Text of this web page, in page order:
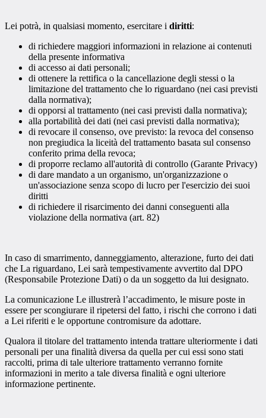
Lei potrà, in qualsiasi momento, esercitare i diritti:
di richiedere maggiori informazioni in relazione ai contenuti
della presente informativa
di accesso ai dati personali;
di ottenere la rettifica o la cancellazione degli stessi o la
limitazione del trattamento che lo riguardano (nei casi previsti
dalla normativa);
di opporsi al trattamento (nei casi previsti dalla normativa);
alla portabilità dei dati (nei casi previsti dalla normativa);
di revocare il consenso, ove previsto: la revoca del consenso
non pregiudica la liceità del trattamento basata sul consenso
conferito prima della revoca;
di proporre reclamo all'autorità di controllo (Garante Privacy)
di dare mandato a un organismo, un'organizzazione o
un'associazione senza scopo di lucro per l'esercizio dei suoi
diritti
di richiedere il risarcimento dei danni conseguenti alla
violazione della normativa (art. 82)
In caso di smarrimento, danneggiamento, alterazione, furto dei dati
che La riguardano, Lei sarà tempestivamente avvertito dal DPO
(Responsabile Protezione Dati) o da un soggetto da lui designato.
La comunicazione Le illustrerà l’accadimento, le misure poste in
essere per scongiurare il ripetersi del fatto, i rischi che corrono i dati
a Lei riferiti e le opportune contromisure da adottare.
Qualora il titolare del trattamento intenda trattare ulteriormente i dati
personali per una finalità diversa da quella per cui essi sono stati
raccolti, prima di tale ulteriore trattamento verranno fornite
informazioni in merito a tale diversa finalità e ogni ulteriore
informazione pertinente.